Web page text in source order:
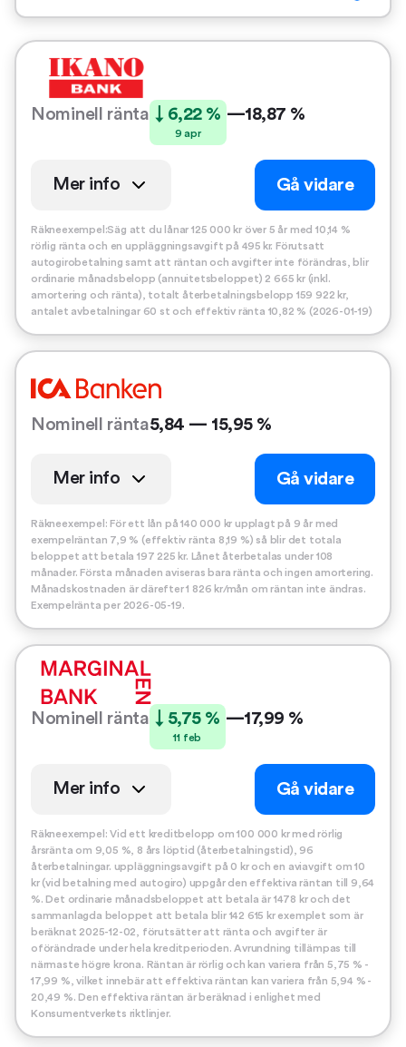
Nominell ränta ↓ 6,22 %
9 apr
—18,87 %
Mer info Gå vidare
Räkneexempel:Säg att du lånar 125 000 kr över 5 år med 10,14 %
rörlig ränta och en uppläggningsavgift på 495 kr. Förutsatt
autogirobetalning samt att räntan och avgifter inte förändras, blir
ordinarie månadsbelopp (annuitetsbeloppet) 2 665 kr (inkl.
amortering och ränta), totalt återbetalningsbelopp 159 922 kr,
antalet avbetalningar 60 st och effektiv ränta 10,82 % (2026-01-19)
Nominell ränta5,84 — 15,95 %
Mer info Gå vidare
Räkneexempel: För ett lån på 140 000 kr upplagt på 9 år med
exempelräntan 7,9 % (effektiv ränta 8,19 %) så blir det totala
beloppet att betala 197 225 kr. Lånet återbetalas under 108
månader. Första månaden aviseras bara ränta och ingen amortering.
Månadskostnaden är därefter 1 826 kr/mån om räntan inte ändras.
Exempelränta per 2026-05-19.
Nominell ränta ↓ 5,75 %
11 feb
—17,99 %
Mer info Gå vidare
Räkneexempel: Vid ett kreditbelopp om 100 000 kr med rörlig
årsränta om 9,05 %, 8 års löptid (återbetalningstid), 96
återbetalningar. uppläggningsavgift på 0 kr och en aviavgift om 10
kr (vid betalning med autogiro) uppgår den effektiva räntan till 9,64
%. Det ordinarie månadsbeloppet att betala är 1478 kr och det
sammanlagda beloppet att betala blir 142 615 kr exemplet som är
beräknat 2025-12-02, förutsätter att ränta och avgifter är
oförändrade under hela kreditperioden. Avrundning tillämpas till
närmaste högre krona. Räntan är rörlig och kan variera från 5,75 % -
17,99 %, vilket innebär att effektiva räntan kan variera från 5,94 % -
20,49 %. Den effektiva räntan är beräknad i enlighet med
Konsumentverkets riktlinjer.